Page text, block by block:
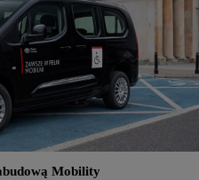
Mobility